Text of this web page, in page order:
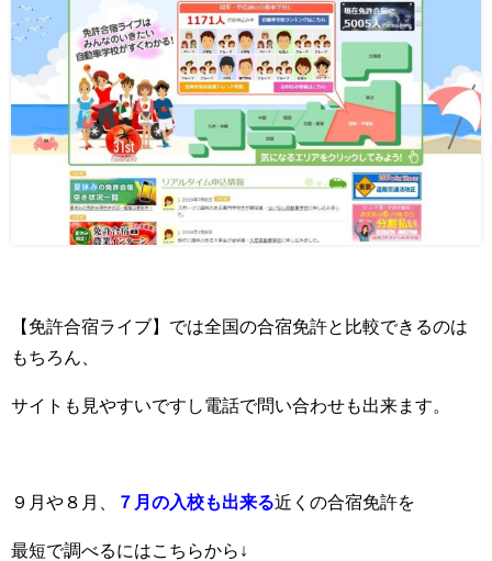
【免許合宿ライブ】では全国の合宿免許と比較できるのは
もちろん、
サイトも見やすいですし電話で問い合わせも出来ます。
９月や８月、 ７月の入校も出来る近くの合宿免許を
最短で調べるにはこちらから↓